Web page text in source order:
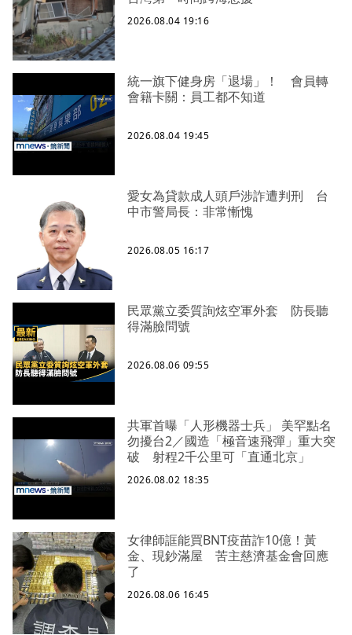
2026.08.04 19:16
統一旗下健身房「退場」！ 會員轉
會籍卡關：員工都不知道
2026.08.04 19:45
愛女為貸款成人頭戶涉詐遭判刑 台
中市警局長：非常慚愧
2026.08.05 16:17
民眾黨立委質詢炫空軍外套 防長聽
得滿臉問號
2026.08.06 09:55
共軍首曝「人形機器士兵」 美罕點名
勿擾台2／國造「極音速飛彈」重大突
破 射程2千公里可「直通北京」
2026.08.02 18:35
女律師誆能買BNT疫苗詐10億！黃
金、現鈔滿屋 苦主慈濟基金會回應
了
2026.08.06 16:45